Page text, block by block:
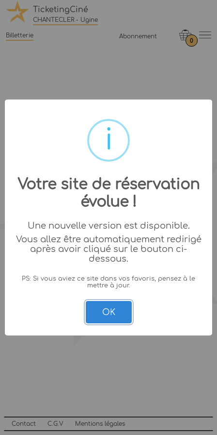
TicketingCiné
CHANTECLER - Ugine
Billetterie Abonnement
0
Contact C.G.V Mentions légales
Votre site de réservation
évolue !
Une nouvelle version est disponible.
Vous allez être automatiquement redirigé
après avoir cliqué sur le bouton ci-
dessous.
PS: Si vous aviez ce site dans vos favoris, pensez à le
mettre à jour.
OK